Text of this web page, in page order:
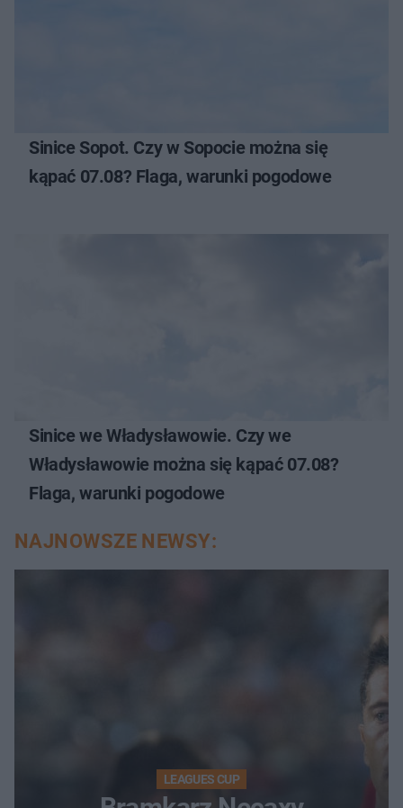
Sinice Sopot. Czy w Sopocie można się
kąpać 07.08? Flaga, warunki pogodowe
Sinice we Władysławowie. Czy we
Władysławowie można się kąpać 07.08?
Flaga, warunki pogodowe
NAJNOWSZE NEWSY:
LEAGUES CUP